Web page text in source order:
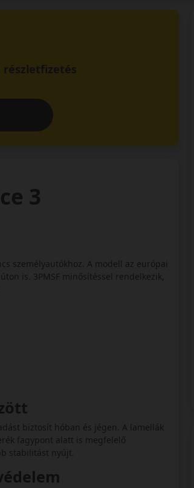
részletfizetés
3
személyautókhoz. A modell az európai
is. 3PMSF minősítéssel rendelkezik,
biztosít hóban és jégen. A lamellák
fagypont alatt is megfelelő
stabilitást nyújt.